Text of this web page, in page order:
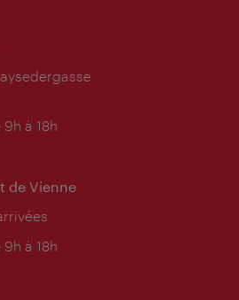
à 18h
de Vienne
à 18h